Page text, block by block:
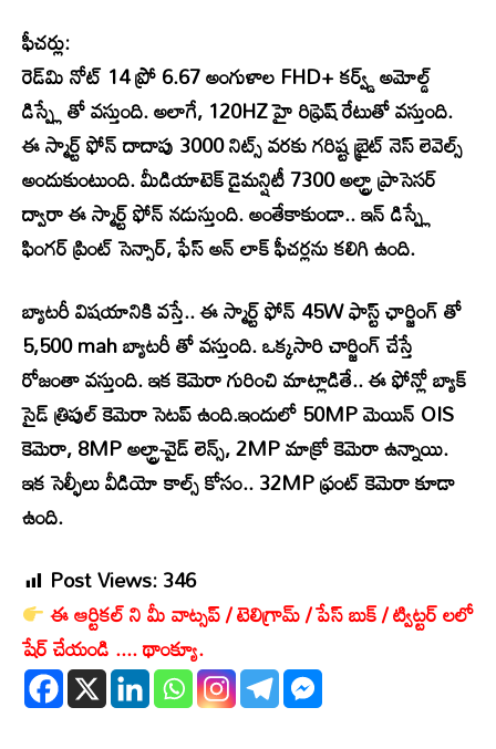
ఫీచర్లు:
రెడ్‌మి నోట్ 14 ప్రో 6.67 అంగుళాల FHD+ కర్వ్డ్ అమోల్డ్
డిస్ప్లే తో వస్తుంది. అలాగే, 120HZ హై రిఫ్రెష్ రేటుతో వస్తుంది.
ఈ స్మార్ట్ ఫోన్ దాదాపు 3000 నిట్స్ వరకు గరిష్ట బ్రైట్ నెస్ లెవెల్స్
అందుకుంటుంది. మీడియాటెక్ డైమన్షిటీ 7300 అల్ట్రా ప్రాసెసర్
ద్వారా ఈ స్మార్ట్ ఫోన్ నడుస్తుంది. అంతేకాకుండా.. ఇన్ డిస్ప్లే
ఫింగర్ ప్రింట్ సెన్సార్, ఫేస్ అన్ లాక్ ఫీచర్లను కలిగి ఉంది.
బ్యాటరీ విషయానికి వస్తే.. ఈ స్మార్ట్ ఫోన్ 45W ఫాస్ట్ ఛార్జింగ్ తో
5,500 mah బ్యాటరీ తో వస్తుంది. ఒక్కసారి చార్జింగ్ చేస్తే
రోజంతా వస్తుంది. ఇక కెమెరా గురించి మాట్లాడితే.. ఈ ఫోన్లో బ్యాక్
సైడ్ త్రిపుల్ కెమెరా సెటప్ ఉంది.ఇందులో 50MP మెయిన్ OIS
కెమెరా, 8MP అల్ట్రా-వైడ్ లెన్స్, 2MP మాక్రో కెమెరా ఉన్నాయి.
ఇక సెల్ఫీలు వీడియో కాల్స్ కోసం.. 32MP ఫ్రంట్ కెమెరా కూడా
ఉంది.
Post Views:346
ఈ ఆర్టికల్ ని మీ వాట్సప్ / టెలిగ్రామ్ / పేస్ బుక్ / ట్విట్టర్ లలో
షేర్ చేయండి .... థాంక్యూ.